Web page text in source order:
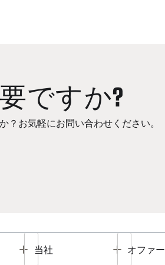
ですか?
？お気軽にお問い合わせください。
Toggle
当社 Toggle
オファー